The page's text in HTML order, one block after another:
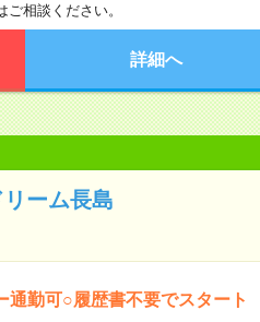
相談ください。
詳細へ
ーム長島
勤可○履歴書不要でスタート